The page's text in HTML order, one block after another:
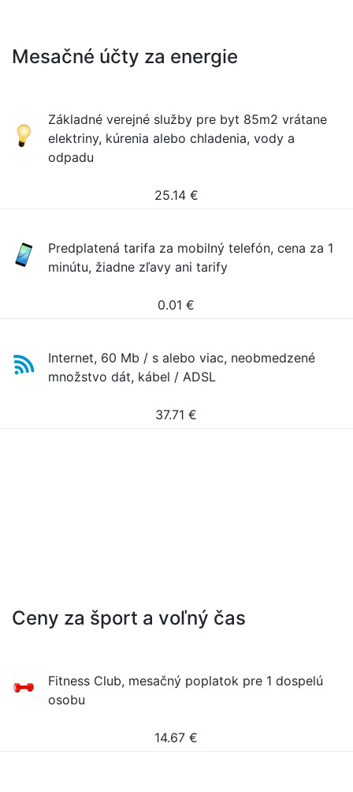
Mesačné účty za energie
Základné verejné služby pre byt 85m2 vrátane
elektriny, kúrenia alebo chladenia, vody a
odpadu
25.14 €
Predplatená tarifa za mobilný telefón, cena za 1
minútu, žiadne zľavy ani tarify
0.01 €
Internet, 60 Mb / s alebo viac, neobmedzené
množstvo dát, kábel / ADSL
37.71 €
Ceny za šport a voľný čas
Fitness Club, mesačný poplatok pre 1 dospelú
osobu
14.67 €